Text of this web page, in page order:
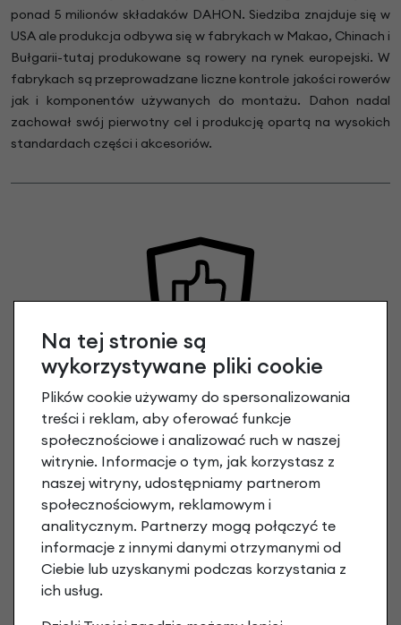
ponad 5 milionów składaków DAHON. Siedziba znajduje się w
USA ale produkcja odbywa się w fabrykach w Makao, Chinach i
Bułgarii-tutaj produkowane są rowery na rynek europejski. W
fabrykach są przeprowadzane liczne kontrole jakości rowerów
jak i komponentów używanych do montażu. Dahon nadal
zachował swój pierwotny cel i produkcję opartą na wysokich
standardach części i akcesoriów.
PEŁNA GWARANCJA PRODUCENTA
2 lata na ramę
2 lata na pozostałe części i osprzęt
Na tej stronie są
wykorzystywane pliki cookie
Plików cookie używamy do spersonalizowania
treści i reklam, aby oferować funkcje
społecznościowe i analizować ruch w naszej
witrynie. Informacje o tym, jak korzystasz z
naszej witryny, udostępniamy partnerom
społecznościowym, reklamowym i
analitycznym. Partnerzy mogą połączyć te
informacje z innymi danymi otrzymanymi od
Ciebie lub uzyskanymi podczas korzystania z
ich usług.